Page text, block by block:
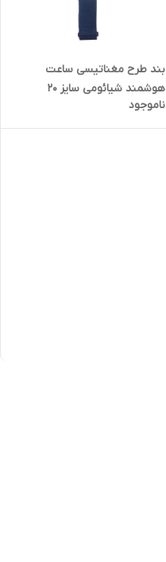
بند طرح مغناتیسی ساعت
هوشمند شیائومی سایز 20
ناموجود